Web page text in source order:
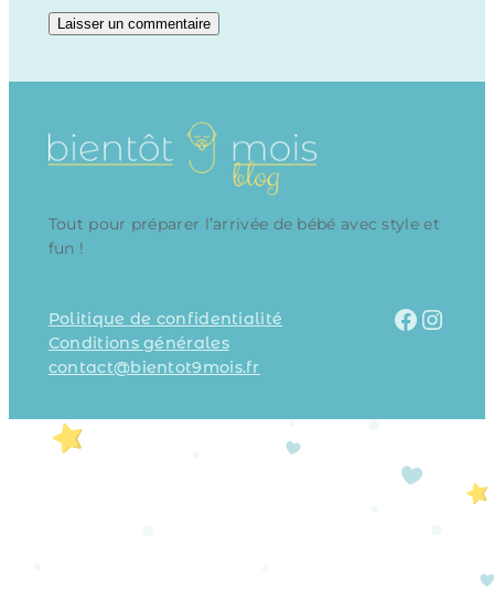
Tout pour préparer l’arrivée de bébé avec style et
fun !
Politique de confidentialité
Conditions générales
contact@bientot9mois.fr
Facebook Instagram